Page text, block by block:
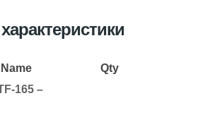
Qty
165 –